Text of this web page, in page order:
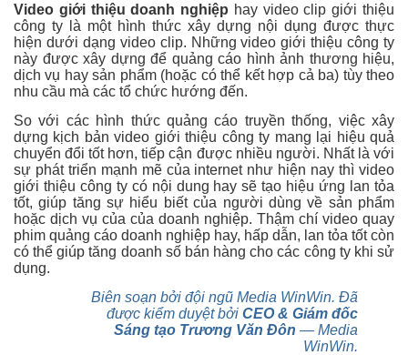
Video giới thiệu doanh nghiệp hay video clip giới thiệu
công ty là một hình thức xây dựng nội dụng được thực
hiện dưới dạng video clip. Những video giới thiệu công ty
này được xây dựng để quảng cáo hình ảnh thương hiệu,
dịch vụ hay sản phẩm (hoặc có thể kết hợp cả ba) tùy theo
nhu cầu mà các tổ chức hướng đến.
So với các hình thức quảng cáo truyền thống, việc xây
dựng kịch bản video giới thiệu công ty mang lại hiệu quả
chuyển đổi tốt hơn, tiếp cận được nhiều người. Nhất là với
sự phát triển mạnh mẽ của internet như hiện nay thì video
giới thiệu công ty có nội dung hay sẽ tạo hiệu ứng lan tỏa
tốt, giúp tăng sự hiểu biết của người dùng về sản phẩm
hoặc dịch vụ của của doanh nghiệp. Thậm chí video quay
phim quảng cáo doanh nghiệp hay, hấp dẫn, lan tỏa tốt còn
có thể giúp tăng doanh số bán hàng cho các công ty khi sử
dụng.
Biên soạn bởi đội ngũ Media WinWin. Đã
được kiểm duyệt bởi CEO & Giám đốc
Sáng tạo Trương Văn Đôn — Media
WinWin.